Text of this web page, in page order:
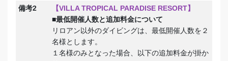
備考2
【VILLA TROPICAL PARADISE RESORT】
■最低開催人数と追加料金について
リロアン以外のダイビングは、最低開催人数を２
名様とします。
１名様のみとなった場合、以下の追加料金が掛か